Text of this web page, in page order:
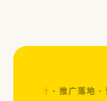
视觉设计 · 推广落地 ·